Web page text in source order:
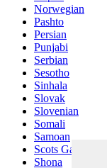
Norwegian
Pashto
Persian
Punjabi
Serbian
Sesotho
Sinhala
Slovak
Slovenian
Somali
Samoan
Scots Gaelic
Shona